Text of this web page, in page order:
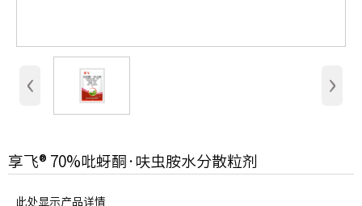
‹ ›
享飞® 70%吡蚜酮·呋虫胺水分散粒剂
此处显示产品详情